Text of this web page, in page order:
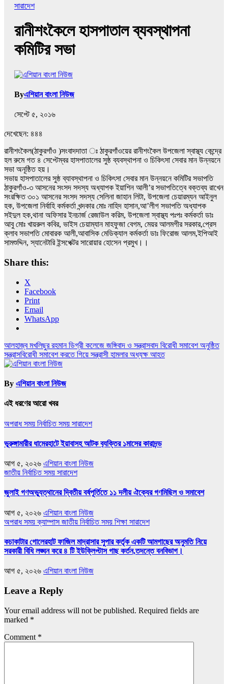
সারাদেশ
রানীশংকৈলে হাসপাতাল ব্যবস্থাপনা
কমিটির সভা
Byএশিয়ান বাংলা নিউজ
সেপ্টে ৫, ২০১৬
দেখেছেন: ৪৪৪
রানীশংকৈল(ঠাকুরগাঁও )সংবাদদাতা ঃ ঠাকুরগাঁওয়ের রানীশংকৈল উপজেলা স্বাস্থ্য কেন্দ্রে
হল রুমে গত ৪ সেপ্টেম্বর হাসপাতালের সুষ্ঠ ব্যবস্থাপনা ও চিকিৎসা সেবার মান উন্নয়নে
সভা অনূষ্ঠিত হয়।
সভায় হাসপাতালের সুষ্ঠ ব্যাবস্থাপনা ও চিকিৎসা সেবার মান উন্নয়নে কমিটির সভাপতি
ঠাকুরগাঁও-৩ আসনের সংসদ সদস্য অধ্যাপক ইয়াশিন আলী’র সভাপতিত্বে বক্তব্য রাখেন
সংরক্ষিত ৩০১ আসনের সংসদ সদস্য সেলিনা জাহান লিটা, উপজেলা চেয়ারম্যন আইনুল
হক, উপজেলা নির্বাহি কর্মকর্তা খন্দকার মোঃ নাহিদ হাসান,আ’লীগ সভাপতি অধ্যাপক
সইদুল হক,থানা অফিসার ইনচার্জ রেজাউল করিম, উপজেলা স্বাস্থ্য পঃপঃ কর্মকর্তা ডাঃ
আবু মোঃ খায়রুল কবির, ভাইস চেয়াম্যান মাহফুজা বেগম, মেয়র আলমগীর সরকার,প্রেস
ক্লাব সভাপতি মোবারক আলী,আবাসিক মেডিক্যাল কর্মকর্তা ডাঃ ফিরোজ আলম,ইপিআই
সামশুদ্দিন, স্যানেটারি ইন্সপেক্টর সারোয়ার হোসেন প্রমুখ।।
Share this:
X
Facebook
Print
Email
WhatsApp
Post
navigation
আলহাজ্ব মখলিছুর রহমান ডিগ্রী কলেজে জঙ্গিবাদ ও সন্ত্রাসবাদ বিরোধী সমাবেশ অনুষ্ঠিত
সন্ত্রাসবিরোধী সমাবেশ করতে গিয়ে সন্ত্রাসী হামলার অধ্যক্ষ আহত
By এশিয়ান বাংলা নিউজ
এই ধরণের আরো খবর
অপরাধ সময় নির্বাচিত সময় সারাদেশ
ভূরুঙ্গামারীর ধামেরহাটে ইয়াবাসহ আটক ব‍্যক্তির ১মাসের কারাদন্ড
আগ ৫, ২০২৬ এশিয়ান বাংলা নিউজ
জাতীয় নির্বাচিত সময় সারাদেশ
জুলাই গণঅভ্যুত্থানের দ্বিতীয় বর্ষপূর্তিতে ১১ দলীয় ঐক্যের গণমিছিল ও সমাবেশ
আগ ৫, ২০২৬ এশিয়ান বাংলা নিউজ
অপরাধ সময়ক্যাম্পাসজাতীয় নির্বাচিত সময় শিক্ষা সারাদেশ
কচাকাটার গোলেরহাট ফাজিল মাদ্রাসার সুপার কর্তৃক একটি আমগাছের অনুমতি নিয়ে
সরকারী বিধি লঙ্ঘন করে ৪ টি ইউক্লিপ্টাস গাছ কর্তন,তদন্তে বনবিভাগ।
আগ ৫, ২০২৬ এশিয়ান বাংলা নিউজ
Leave a Reply
Your email address will not be published. Required fields are
marked *
Comment *